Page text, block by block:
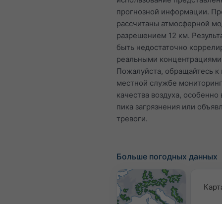
прогнозной информации.
рассчитаны атмосферной
разрешением 12 км.
быть недостаточно
реальными
Пожалуйста, обращайтесь к
местной службе
качества воздуха, особенно
пика загрязнения или
тревоги.
Больше погодных данных